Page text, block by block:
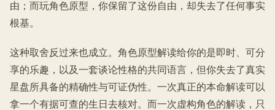
由；而玩角色原型，你保留了这份自由，却失去了任何事实
根基。
这种取舍反过来也成立。角色原型解读给你的是即时、可分
享的乐趣，以及一套谈论性格的共同语言，但你失去了真实
星盘所具备的精确性与可证伪性。一次真正的本命解读可以
拿一个有据可查的生日去核对。而一次虚构角色的解读，只